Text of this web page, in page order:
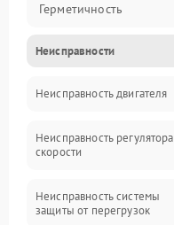
Герметичность
Механика
Электропитание
Привод
Неисправности
Неисправность двигателя
Неисправность регулятора
скорости
Неисправность системы
защиты от перегрузок